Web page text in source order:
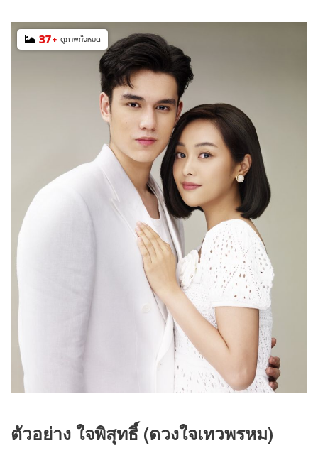
37+ ดูภาพทั้งหมด
ตัวอย่าง ใจพิสุทธิ์ (ดวงใจเทวพรหม)